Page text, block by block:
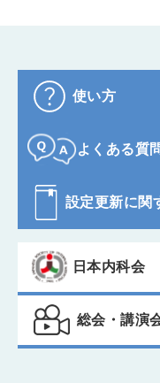
使い方
よくある質
設定更新に関
日本内科会
総会・講演